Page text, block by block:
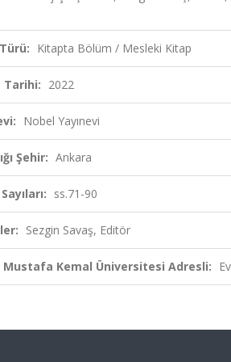
Kitapta Bölüm / Mesleki Kitap
Tarihi: 2022
Nobel Yayınevi
Şehir: Ankara
ss.71-90
Sezgin Savaş, Editör
Mustafa Kemal Üniversitesi Adresli: